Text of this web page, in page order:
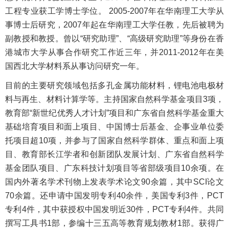
工程专业获工学博士学位。 2005-2007年在华南理工大学从
事博士后研究，2007年起在华南理工大学任教，先后被聘为
副教授和教授。曾以“研究助理”、“高级研究助理”等身份在香
港城市大学从事合作研究工作近三年，并2011-2012年在美
国西北大学材料系从事访问研究一年。
目前的主要研究领域包括多孔金属功能材料，锂电池电极材
料与再生、材料计算学等。主持国家自然科学基金项目3项，
教育部“新世纪优秀人才计划”项目和广东省自然科学基金重大
基础培育项目和面上项目、中国博士后基金、企事业单位委
托项目超10项，并参与了国家自然科学群体、重点和面上项
目、教育部长江学者和创新团队发展计划、广东省自然科学
基金团队项目、广东科技计划项目等省部级项目10余项。在
国内外著名学术刊物上发表学术论文90余篇，其中SCI论文
70余篇。还申请中国发明专利40余件，美国专利3件，PCT
专利4件，其中获授权中国发明近30件，PCT专利4件。共同
撰写工具书1部，参编十三五高等教育规划教材1部。获得广